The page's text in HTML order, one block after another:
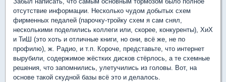
отсутствие информации. Несколько чудом добытых схем
фирменных педалей (парочку-тройку схем я сам снял,
несколькими поделились коллеги или, скорее, конкуренты), ХиХ
и ТиШ (это хоть и отличные книги, но они, всё же, не по
профилю), ж. Радио, и т.п. Короче, представьте, что интернет
вырубили, содержимое жёстких дисков стёрлось, а те схемные
решения, что запомнились, улетучились из головы. Вот, на
основе такой скудной базы всё это и делалось.